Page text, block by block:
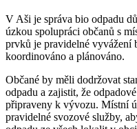
V⁣ Aši je ⁣správa bio‌ odpadu
úzkou spolupráci občanů ‍s
prvků je pravidelné vyvážení
koordinováno ⁢a plánováno.
Občané by‌ měli‍ dodržovat
odpadu ⁣a zajistit,⁤ že
připraveny k⁤ vývozu. ‍Místní
pravidelné svozové služby,